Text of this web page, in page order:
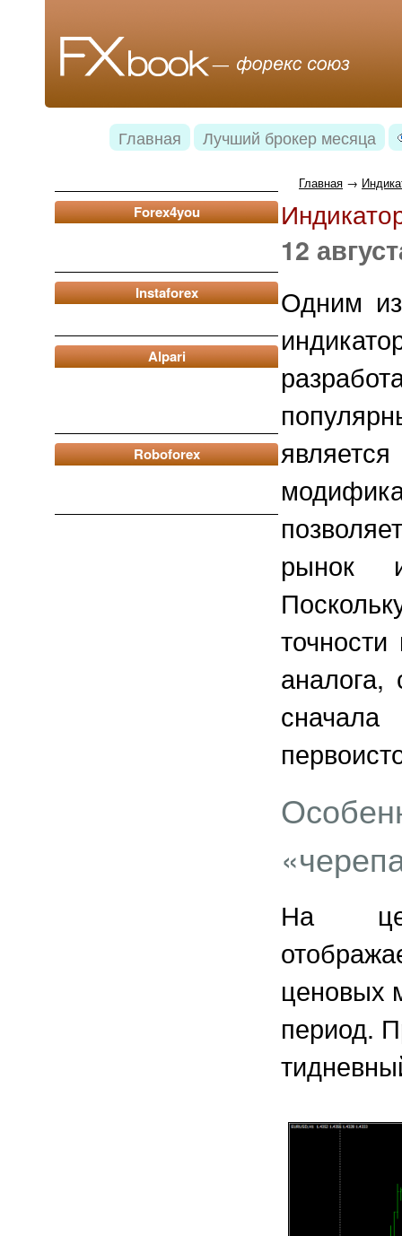
Главная Лучший брокер месяца
Forex4you
Instaforex
Alpari
Roboforex
Главная →
12
Одним
рынок
На
ценовых
период.